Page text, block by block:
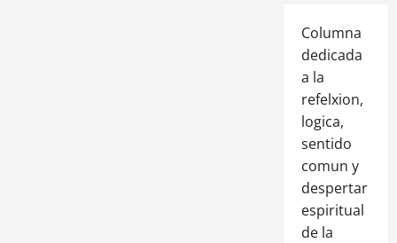
Columna
dedicada
a la
refelxion,
logica,
sentido
comun y
despertar
espiritual
de la